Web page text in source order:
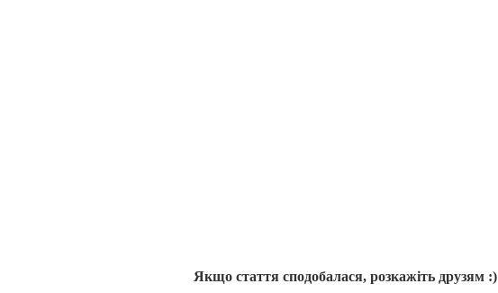
Якщо стаття сподобалася, розкажіть друзям :)